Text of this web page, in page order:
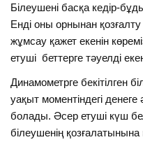
Білеушені басқа кедір-
Енді оны орнынан
жұмсау қажет екенін
етуші беттерге тәуелді
Динамометрге бекітілген
уақыт моментіндегі денеге
болады. Әсер етуші күш
білеушенің